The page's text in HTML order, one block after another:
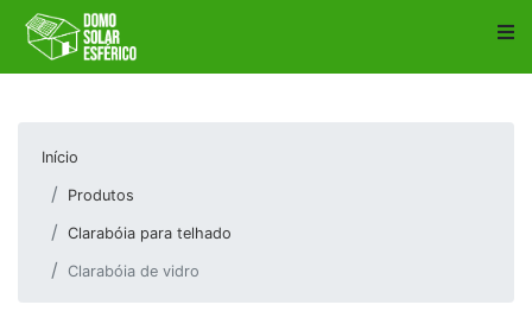
Início
Produtos
Clarabóia para telhado
Clarabóia de vidro